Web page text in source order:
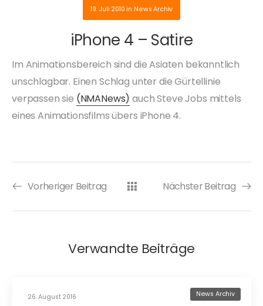
19. Juli 2010 in News Archiv
iPhone 4 – Satire
Im Animationsbereich sind die Asiaten bekanntlich
unschlagbar. Einen Schlag unter die Gürtellinie
verpassen sie (NMANews) auch Steve Jobs mittels
eines Animationsfilms übers iPhone 4.
Vorheriger Beitrag Nächster Beitrag
Verwandte Beiträge
26. August 2016 News Archiv